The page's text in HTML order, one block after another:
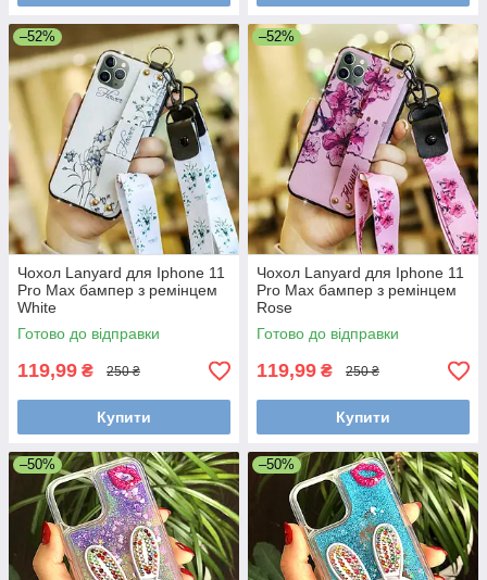
–52%
Чохол Lanyard для Iphone 11
Pro Max бампер з ремінцем
White
Готово до відправки
119,99 ₴ 250 ₴
Купити
–52%
Чохол Lanyard для Iphone 11
Pro Max бампер з ремінцем
Rose
Готово до відправки
119,99 ₴ 250 ₴
Купити
–50% –50%